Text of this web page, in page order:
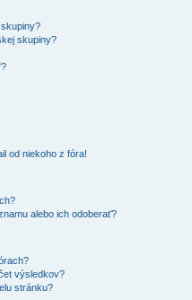
skupiny?
od niekoho z fóra!
alebo ich odoberať?
výsledkov?
stránku?